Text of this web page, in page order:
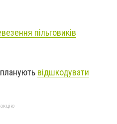
пільговиків
відшкодувати